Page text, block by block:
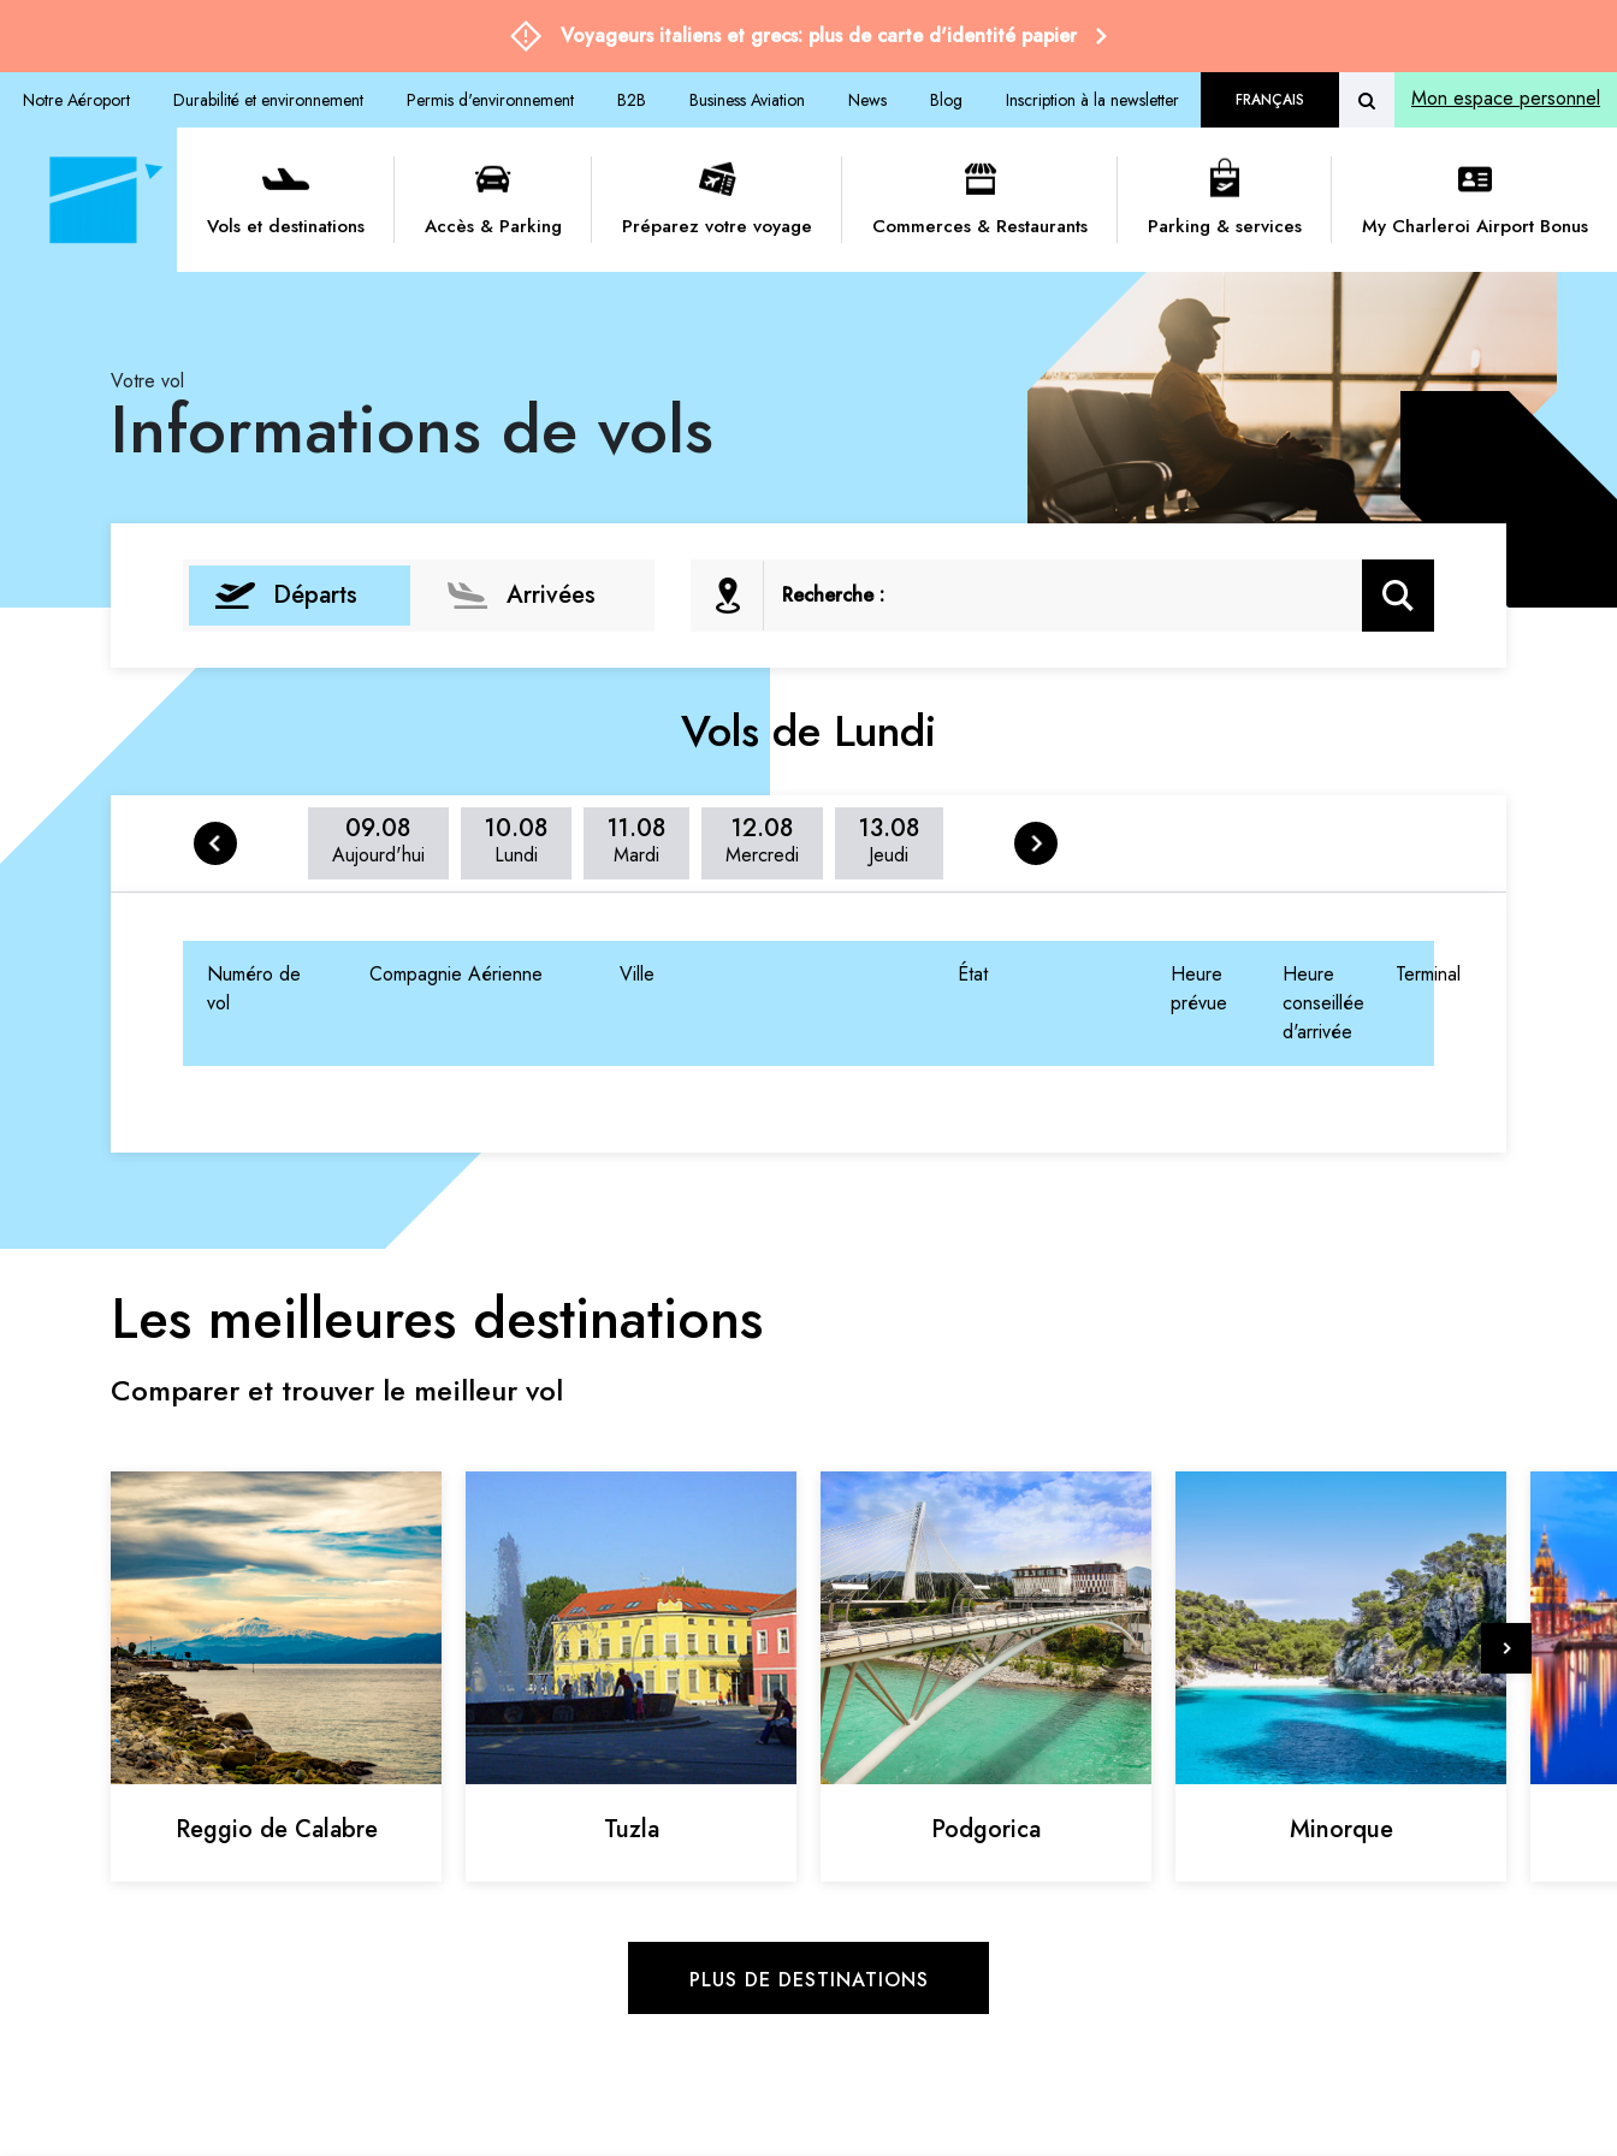
Voyageurs italiens et grecs: plus de carte d'identité papier
Notre Aéroport Durabilité et environnement Permis d'environnement B2B Business Aviation News Blog Inscription à la newsletter FRANÇAIS Mon espace personnel
Vols et destinations Accès & Parking Préparez votre voyage Commerces & Restaurants Parking & services My Charleroi Airport Bonus
Votre vol
Informations de vols
Départs Arrivées Recherche : Rechercher
Vols de Lundi
09.08
Aujourd'hui
10.08
Lundi
11.08
Mardi
12.08
Mercredi
13.08
Jeudi
Numéro de
vol
Compagnie Aérienne Ville État
Heure
prévue
Heure
conseillée
d'arrivée
Terminal
Les meilleures destinations
Comparer et trouver le meilleur vol
Reggio de Calabre Tuzla Podgorica Minorque
PLUS DE DESTINATIONS